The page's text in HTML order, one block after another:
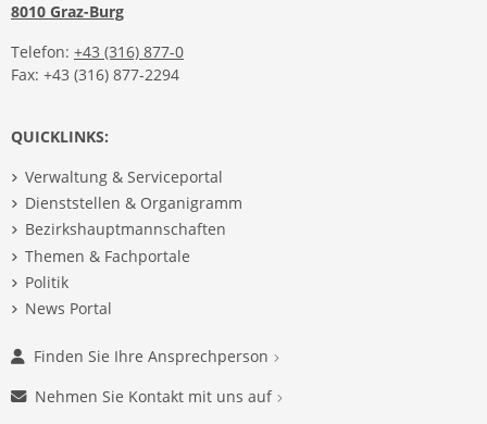
8010 Graz-Burg
Telefon: +43 (316) 877-0
Fax: +43 (316) 877-2294
QUICKLINKS:
Verwaltung & Serviceportal
Dienststellen & Organigramm
Bezirkshauptmannschaften
Themen & Fachportale
Politik
News Portal
Finden Sie Ihre Ansprechperson
Nehmen Sie Kontakt mit uns auf